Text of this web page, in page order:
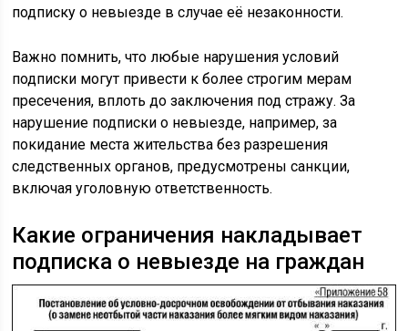
подписку о невыезде в случае её незаконности.
Важно помнить, что любые нарушения условий
подписки могут привести к более строгим мерам
пресечения, вплоть до заключения под стражу. За
нарушение подписки о невыезде, например, за
покидание места жительства без разрешения
следственных органов, предусмотрены санкции,
включая уголовную ответственность.
Какие ограничения накладывает
подписка о невыезде на граждан